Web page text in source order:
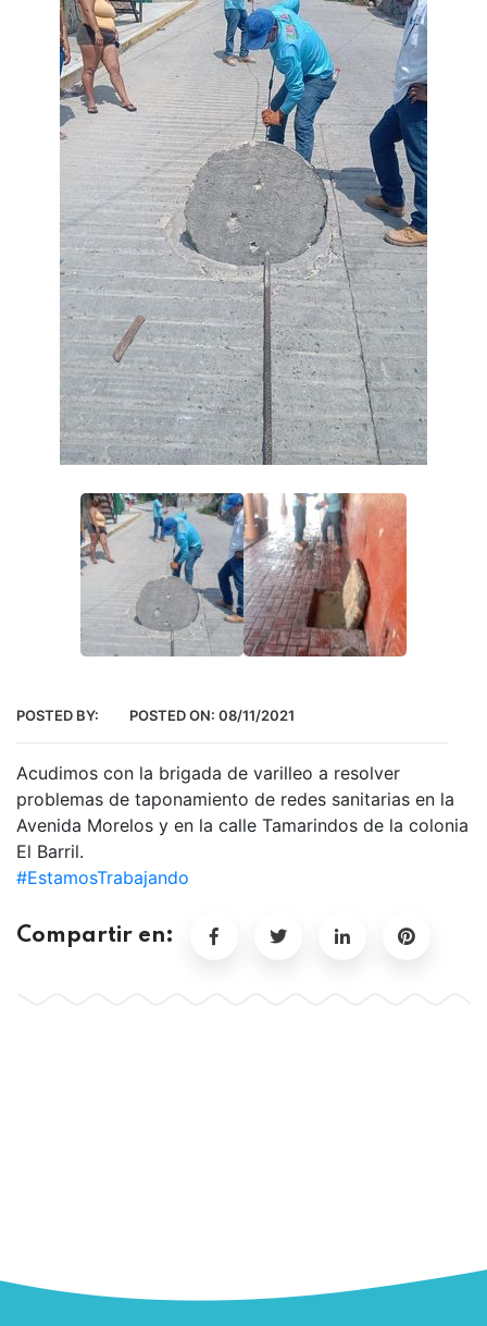
POSTED BY: POSTED ON: 08/11/2021
Acudimos con la brigada de varilleo a resolver
problemas de taponamiento de redes sanitarias en la
Avenida Morelos y en la calle Tamarindos de la colonia
El Barril.
#EstamosTrabajando
Compartir en: